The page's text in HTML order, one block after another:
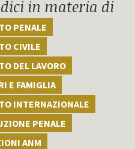
in materia di
PENALE
CIVILE
DEL LAVORO
E FAMIGLIA
INTERNAZIONALE
PENALE
ANM